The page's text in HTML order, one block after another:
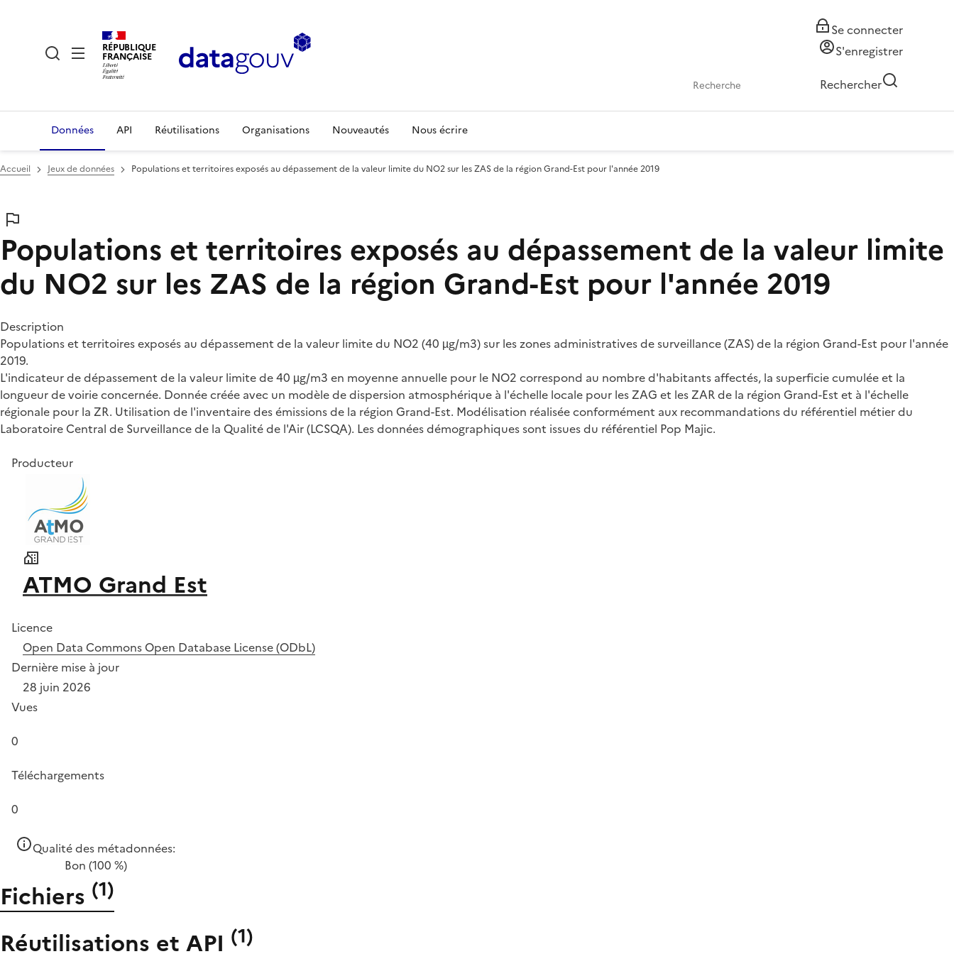
RÉPUBLIQUE
FRANÇAISE
Se connecter
S'enregistrer
Rechercher
Données API Réutilisations Organisations Nouveautés Nous écrire
Accueil Jeux de données Populations et territoires exposés au dépassement de la valeur limite du NO2 sur les ZAS de la région Grand-Est pour l'année 2019
Populations et territoires exposés au dépassement de la valeur limite
du NO2 sur les ZAS de la région Grand-Est pour l'année 2019
Description
Populations et territoires exposés au dépassement de la valeur limite du NO2 (40 µg/m3) sur les zones administratives de surveillance (ZAS) de la région Grand-Est pour l'année
2019.
L'indicateur de dépassement de la valeur limite de 40 µg/m3 en moyenne annuelle pour le NO2 correspond au nombre d'habitants affectés, la superficie cumulée et la
longueur de voirie concernée. Donnée créée avec un modèle de dispersion atmosphérique à l'échelle locale pour les ZAG et les ZAR de la région Grand-Est et à l'échelle
régionale pour la ZR. Utilisation de l'inventaire des émissions de la région Grand-Est. Modélisation réalisée conformément aux recommandations du référentiel métier du
Laboratoire Central de Surveillance de la Qualité de l'Air (LCSQA). Les données démographiques sont issues du référentiel Pop Majic.
Producteur
ATMO Grand Est
Licence
Open Data Commons Open Database License (ODbL)
Dernière mise à jour
28 juin 2026
Vues
0
Téléchargements
0
Qualité des métadonnées:
Bon (100 %)
Fichiers (1)
Réutilisations et API (1)